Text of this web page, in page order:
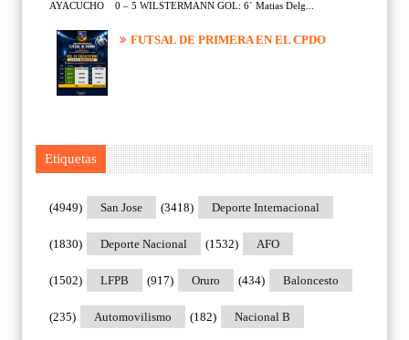
AYACUCHO 0 – 5 WILSTERMANN GOL: 6´ Matias Delg...
FUTSAL DE PRIMERA EN EL CPDO
Etiquetas
San Jose
(4949) Deporte Internacional
(3418)
Deporte Nacional
(1830) AFO
(1532)
LFPB
(1502) Oruro
(917) Baloncesto
(434)
Automovilismo
(235) Nacional B
(182)